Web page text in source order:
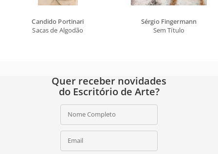
Candido Portinari
Sacas de Algodão
Sérgio Fingermann
Sem Título
Quer receber novidades
do Escritório de Arte?
Nome Completo
Email